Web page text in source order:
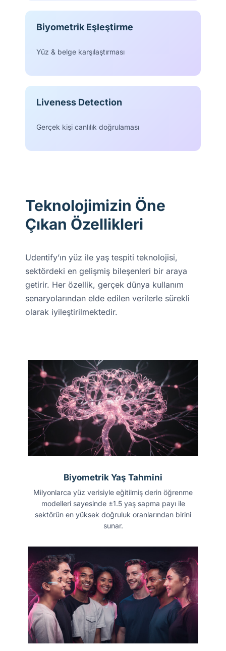
Biyometrik Eşleştirme
Yüz & belge karşılaştırması
Liveness Detection
Gerçek kişi canlılık doğrulaması
Teknolojimizin Öne
Çıkan Özellikleri
Udentify’ın yüz ile yaş tespiti teknolojisi,
sektördeki en gelişmiş bileşenleri bir araya
getirir. Her özellik, gerçek dünya kullanım
senaryolarından elde edilen verilerle sürekli
olarak iyileştirilmektedir.
Biyometrik Yaş Tahmini
Milyonlarca yüz verisiyle eğitilmiş derin öğrenme
modelleri sayesinde ±1.5 yaş sapma payı ile
sektörün en yüksek doğruluk oranlarından birini
sunar.